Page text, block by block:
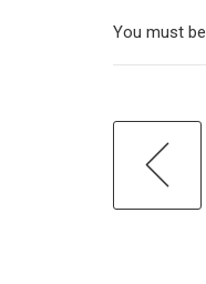
You must be